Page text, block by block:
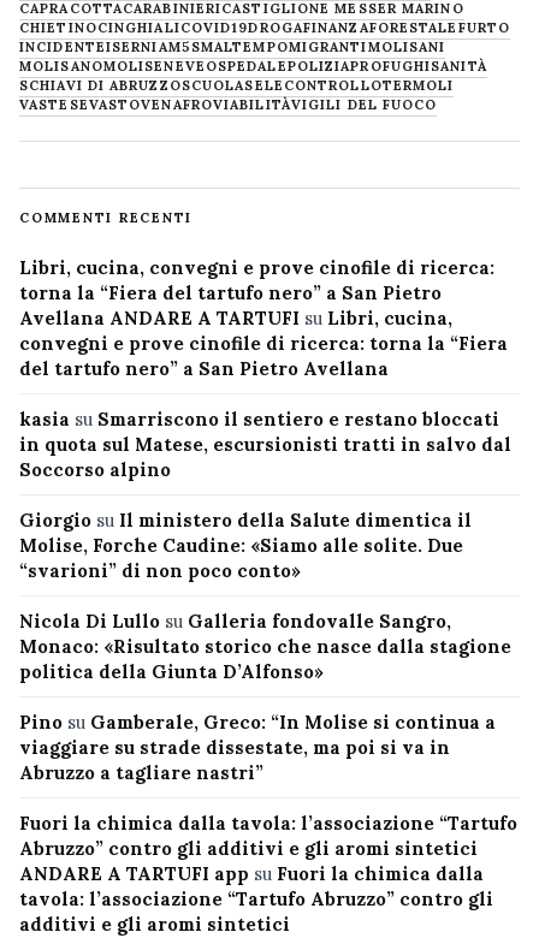
CAPRACOTTACARABINIERICASTIGLIONE MESSER MARINO
CHIETINOCINGHIALICOVID19DROGAFINANZAFORESTALE FURTO
INCIDENTEISERNIAM5SMALTEMPOMIGRANTIMOLISANI
MOLISANOMOLISENEVE OSPEDALEPOLIZIAPROFUGHISANITÀ
SCHIAVI DI ABRUZZOSCUOLASELECONTROLLOTERMOLI
VASTESEVASTOVENAFROVIABILITÀVIGILI DEL FUOCO
COMMENTI RECENTI
Libri, cucina, convegni e prove cinofile di ricerca:
torna la “Fiera del tartufo nero” a San Pietro
Avellana ANDARE A TARTUFI su Libri, cucina,
convegni e prove cinofile di ricerca: torna la “Fiera
del tartufo nero” a San Pietro Avellana
kasia su Smarriscono il sentiero e restano bloccati
in quota sul Matese, escursionisti tratti in salvo dal
Soccorso alpino
Giorgio su Il ministero della Salute dimentica il
Molise, Forche Caudine: «Siamo alle solite. Due
“svarioni” di non poco conto»
Nicola Di Lullo su Galleria fondovalle Sangro,
Monaco: «Risultato storico che nasce dalla stagione
politica della Giunta D’Alfonso»
Pino su Gamberale, Greco: “In Molise si continua a
viaggiare su strade dissestate, ma poi si va in
Abruzzo a tagliare nastri”
Fuori la chimica dalla tavola: l’associazione “Tartufo
Abruzzo” contro gli additivi e gli aromi sintetici
ANDARE A TARTUFI app su Fuori la chimica dalla
tavola: l’associazione “Tartufo Abruzzo” contro gli
additivi e gli aromi sintetici